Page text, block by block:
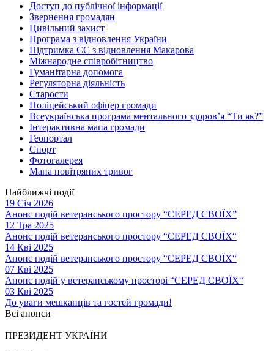
Доступ до публічної інформації
Звернення громадян
Цивільний захист
Програма з відновлення України
Підтримка ЄС з відновлення Макарова
Міжнародне співробітництво
Гуманітарна допомога
Регуляторна діяльність
Старости
Поліцейський офіцер громади
Всеукраїнська програма ментального здоров’я “Ти як?”
Інтерактивна мапа громади
Геопортал
Спорт
Фотогалерея
Мапа повітряних тривог
Найближчі події
19 Січ 2026
Анонс подій ветеранського простору “СЕРЕД СВОЇХ”
12 Тра 2025
Анонс подій ветеранського простору “СЕРЕД СВОЇХ“
14 Кві 2025
Анонс подій ветеранського простору “СЕРЕД СВОЇХ“
07 Кві 2025
Анонс подій у ветеранському просторі “СЕРЕД СВОЇХ“
03 Кві 2025
До уваги мешканців та гостей громади!
Всі анонси
ПРЕЗИДЕНТ УКРАЇНИ